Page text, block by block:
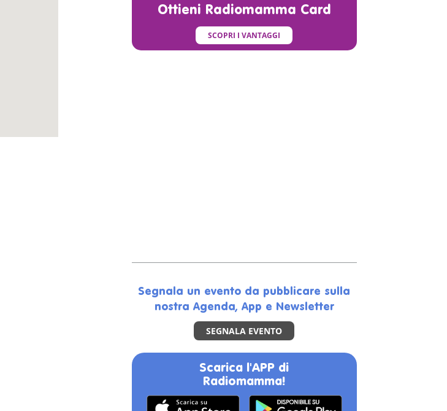
Ottieni Radiomamma Card
SCOPRI I VANTAGGI
Segnala un evento da pubblicare sulla
nostra Agenda, App e Newsletter
SEGNALA EVENTO
Scarica l'APP di
Radiomamma!